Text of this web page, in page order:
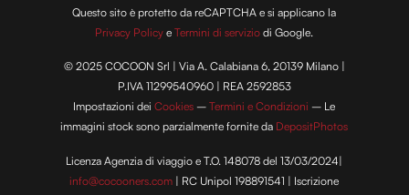
Questo sito è protetto da reCAPTCHA e si applicano la
Privacy Policy eTermini di servizio di Google.
© 2025 COCOON Srl | Via A. Calabiana 6, 20139 Milano |
P.IVA 11299540960 | REA 2592853
Impostazioni deiCookies –Termini e Condizioni – Le
immagini stock sono parzialmente fornite da DepositPhotos
Licenza Agenzia di viaggio e T.O. 148078 del 13/03/2024|
info@cocooners.com | RC Unipol 198891541 | Iscrizione